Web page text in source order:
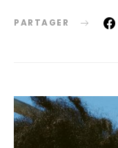
PARTAGER